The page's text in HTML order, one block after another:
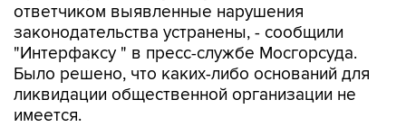
ответчиком выявленные нарушения
законодательства устранены, - сообщили
"Интерфаксу " в пресс-службе Мосгорсуда.
Было решено, что каких-либо оснований для
ликвидации общественной организации не
имеется.